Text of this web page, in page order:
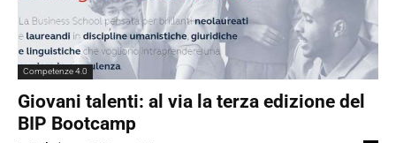
Competenze 4.0
Giovani talenti: al via la terza edizione del
BIP Bootcamp